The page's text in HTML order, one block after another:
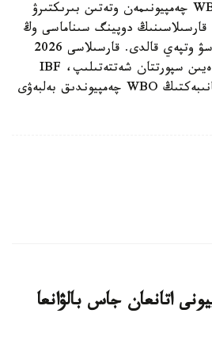
كەيىن ورتا سالماقتاعى WBA چەمپيونىمەن وتەتىن بىرىكتىرۋ
دوپينگ سىناماسى وڭ
ناتيجە كورسەتىپ، كەزدەسۋ وتپەي قالدى. قارسىلاسى 2026
-جىلدىڭ جەلتوقسانىنا دەيىن سپورتتان شەتتەتىلىپ، IBF
تيتۋلىنان ايىرىلدى. ال جانىبەكتىڭ WBO چەمپيوندىق بەلبەۋى
اتانعان جاس بالۋانعا